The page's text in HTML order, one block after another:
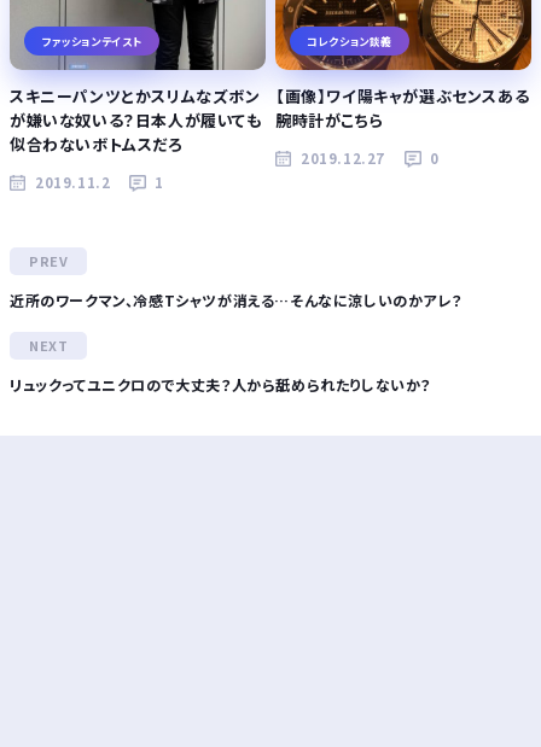
ファッションテイスト
スキニーパンツとかスリムなズボン
が嫌いな奴いる？日本人が履いても
似合わないボトムスだろ
2019.11.2 1
コレクション談義
【画像】ワイ陽キャが選ぶセンスある
腕時計がこちら
2019.12.27 0
近所のワークマン、冷感Tシャツが消える…そんなに涼しいのかアレ？
リュックってユニクロので大丈夫？人から舐められたりしないか？